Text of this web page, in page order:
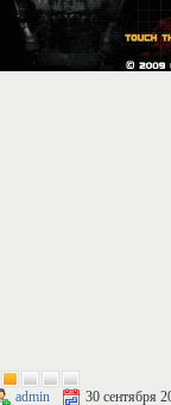
admin 30 сентября